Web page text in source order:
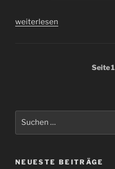
„w20260411“
weiterlesen
Seitennummerierung
Seite1
NEUESTE BEITRÄGE